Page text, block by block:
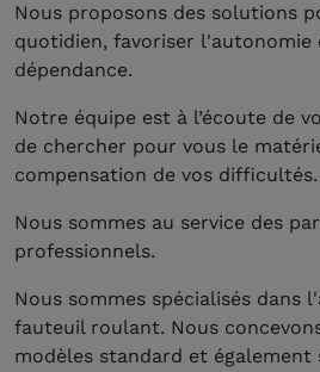
Nous proposons des solutions
quotidien, favoriser
dépendance.
Notre équipe est à l’écoute de
de chercher pour vous le
compensation de vos difficultés.
Nous sommes au service des
professionnels.
Nous sommes spécialisés dans
fauteuil roulant. Nous
modèles standard et également